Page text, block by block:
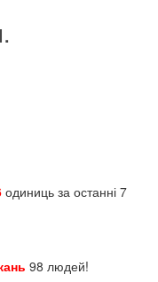
одиниць за останні 7
98 людей!